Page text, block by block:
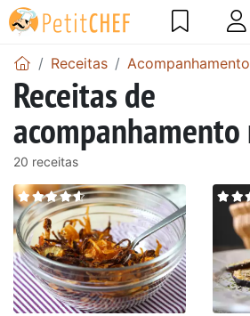
Receitas Acompanhamento
Receitas de
20 receitas